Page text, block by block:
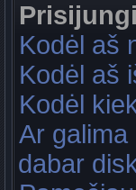
Kodėl aš
Kodėl aš
Kodėl
Ar
dabar